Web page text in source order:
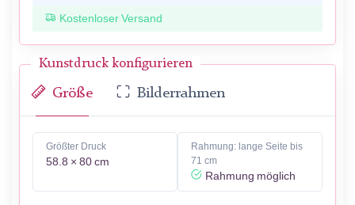
Kostenloser Versand
Kunstdruck konfigurieren
Größe Bilderrahmen
Größter Druck
58.8 × 80 cm
Rahmung: lange Seite bis
71 cm
Rahmung möglich